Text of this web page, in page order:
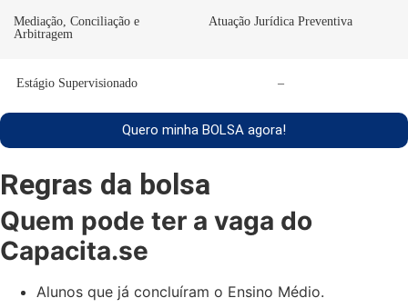
Mediação, Conciliação e
Arbitragem
Atuação Jurídica Preventiva
Estágio Supervisionado –
Quero minha BOLSA agora!
Regras da bolsa
Quem pode ter a vaga do
Capacita.se
Alunos que já concluíram o Ensino Médio.